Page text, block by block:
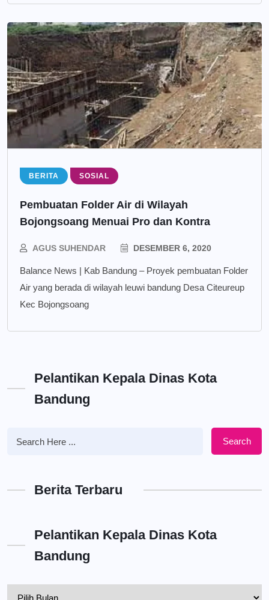
BERITA SOSIAL
Pembuatan Folder Air di Wilayah
Bojongsoang Menuai Pro dan Kontra
AGUS SUHENDAR DESEMBER 6, 2020
Balance News | Kab Bandung – Proyek pembuatan Folder
Air yang berada di wilayah leuwi bandung Desa Citeureup
Kec Bojongsoang
Pelantikan Kepala Dinas Kota
Bandung
Search
Berita Terbaru
Pelantikan Kepala Dinas Kota
Bandung